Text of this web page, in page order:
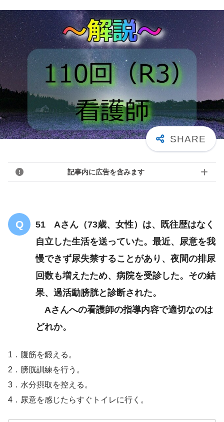
記事内に広告を含みます
51 Aさん（73歳、女性）は、既往歴はなく
自立した生活を送っていた。最近、尿意を我
慢できず尿失禁することがあり、夜間の排尿
回数も増えたため、病院を受診した。その結
果、過活動膀胱と診断された。
Aさんへの看護師の指導内容で適切なのは
どれか。
1．腹筋を鍛える。
2．膀胱訓練を行う。
3．水分摂取を控える。
4．尿意を感じたらすぐトイレに行く。